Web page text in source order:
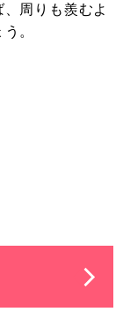
周りも羨むよ
。